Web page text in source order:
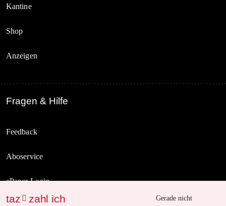
Kantine
Shop
Anzeigen
Fragen & Hilfe
Feedback
Aboservice
ePaper Login
taz  zahl ich Gerade nicht